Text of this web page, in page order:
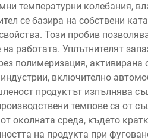
температурни колебания,
се базира на собствени
Този пробив
работата. Уплътнителят
полимеризация,
включително
продуктът изпълнява
темпове са от
околната среда, където
на продукта при